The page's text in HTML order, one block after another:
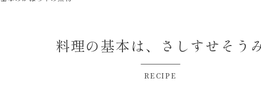
料理の基本は、 さしすせそう
RECIPE